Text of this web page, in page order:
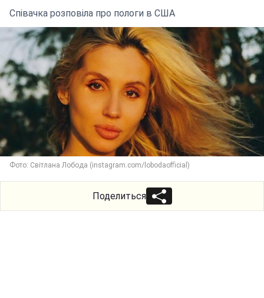
Співачка розповіла про пологи в США
Фото: Світлана Лобода (instagram.com/lobodaofficial)
Поделиться